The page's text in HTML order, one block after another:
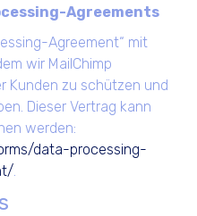
Agreements
Agreement“ mit
wir MailChimp
Kunden zu schützen und
Dieser Vertrag kann
werden:
data-processing-
.